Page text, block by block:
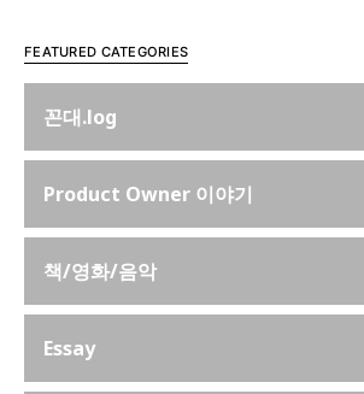
FEATURED CATEGORIES
꼰대.log
Product Owner 이야기
책/영화/음악
Essay